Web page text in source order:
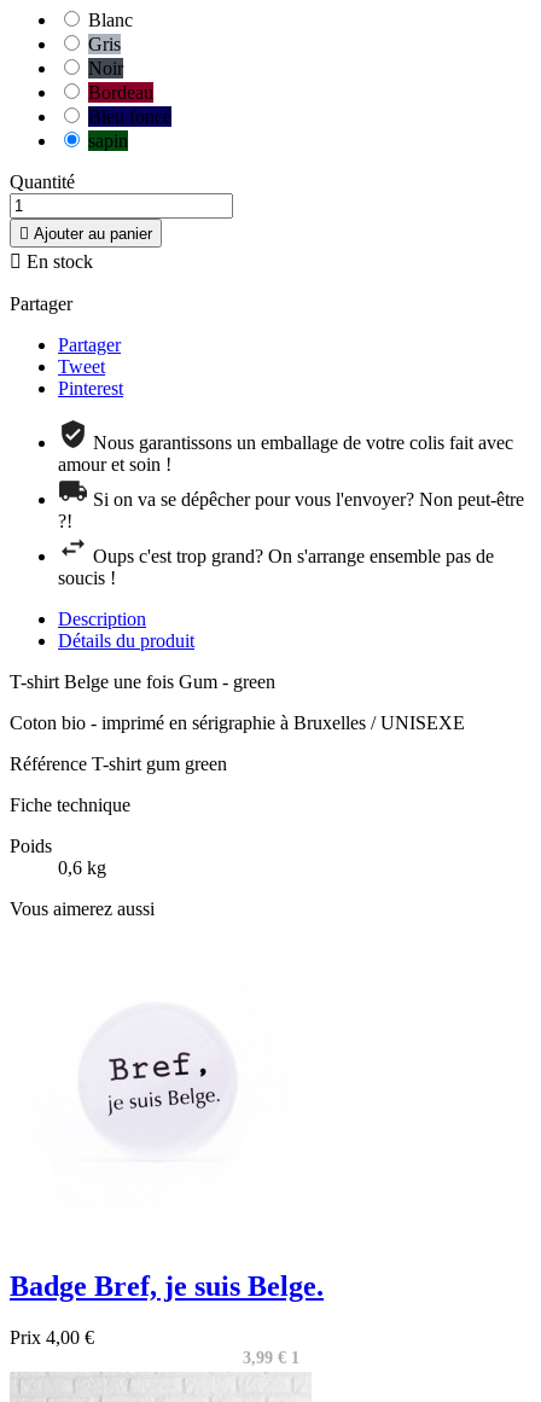
Blanc
Gris
Noir
Bordeau
Bleu foncé
sapin
Quantité
 Ajouter au panier
 En stock
Partager
Partager
Tweet
Pinterest
Nous garantissons un emballage de votre colis fait avec
amour et soin !
Si on va se dépêcher pour vous l'envoyer? Non peut-être
?!
Oups c'est trop grand? On s'arrange ensemble pas de
soucis !
Description
Détails du produit
T-shirt Belge une fois Gum - green
Coton bio - imprimé en sérigraphie à Bruxelles / UNISEXE
Référence T-shirt gum green
Fiche technique
Poids
0,6 kg
Vous aimerez aussi
Badge Bref, je suis Belge.
Prix 4,00 €
3,99 € 1